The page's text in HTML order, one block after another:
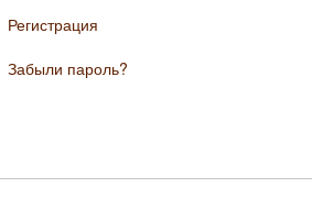
Регистрация
Забыли пароль?